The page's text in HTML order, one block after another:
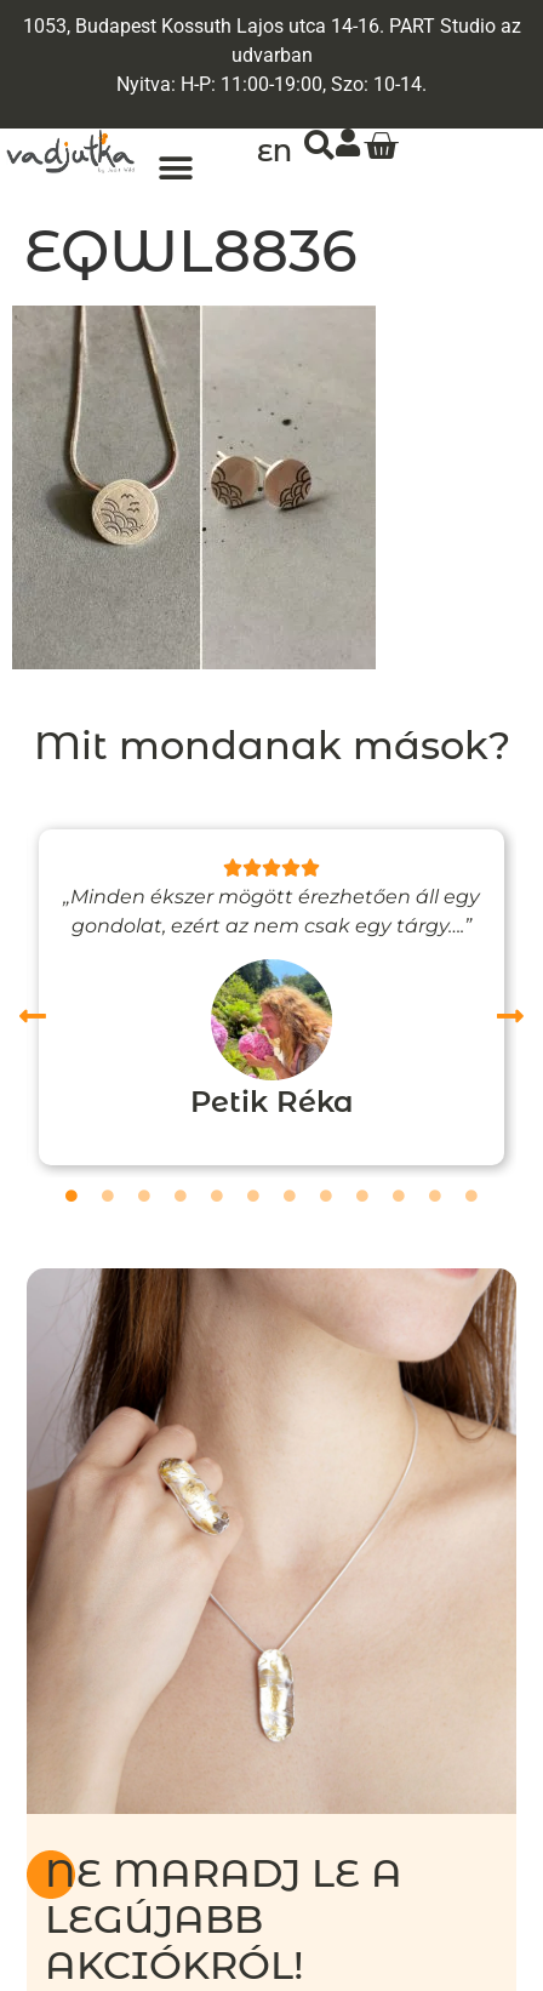
1053, Budapest Kossuth Lajos utca 14-16. PART Studio az
udvarban
Nyitva: H-P: 11:00-19:00, Szo: 10-14.
EN
EQWL8836
Mit mondanak mások?
„Minden ékszer mögött érezhetően áll egy
gondolat, ezért az nem csak egy tárgy….”
Petik Réka
NE MARADJ LE A
LEGÚJABB
AKCIÓKRÓL!